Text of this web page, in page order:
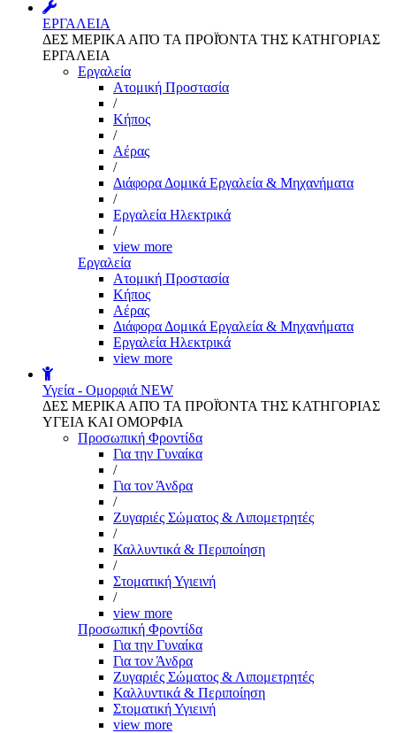
ΕΡΓΑΛΕΙΑ
ΔΕΣ ΜΕΡΙΚΑ ΑΠΌ ΤΑ ΠΡΟΪΌΝΤΑ ΤΗΣ ΚΑΤΗΓΟΡΙΑΣ
ΕΡΓΑΛΕΙΑ
Εργαλεία
Aτομική Προστασία
/
Kήπος
/
Αέρας
/
Διάφορα Δομικά Εργαλεία & Μηχανήματα
/
Εργαλεία Ηλεκτρικά
/
view more
Εργαλεία
Aτομική Προστασία
Kήπος
Αέρας
Διάφορα Δομικά Εργαλεία & Μηχανήματα
Εργαλεία Ηλεκτρικά
view more
Υγεία - Ομορφιά NEW
ΔΕΣ ΜΕΡΙΚΑ ΑΠΌ ΤΑ ΠΡΟΪΌΝΤΑ ΤΗΣ ΚΑΤΗΓΟΡΙΑΣ
ΥΓΕΙΑ ΚΑΙ ΟΜΟΡΦΙΑ
Προσωπική Φροντίδα
Για την Γυναίκα
/
Για τον Άνδρα
/
Ζυγαριές Σώματος & Λιπομετρητές
/
Καλλυντικά & Περιποίηση
/
Στοματική Υγιεινή
/
view more
Προσωπική Φροντίδα
Για την Γυναίκα
Για τον Άνδρα
Ζυγαριές Σώματος & Λιπομετρητές
Καλλυντικά & Περιποίηση
Στοματική Υγιεινή
view more